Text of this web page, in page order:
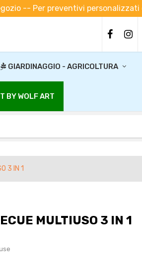
-- Per preventivi personalizzati
GIARDINAGGIO - AGRICOLTURA
BY WOLF ART
3 IN 1
MULTIUSO 3 IN 1